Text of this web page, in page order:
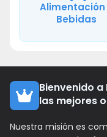
Alimentación
Bebidas
Bienvenido
las mejores
Nuestra misión es